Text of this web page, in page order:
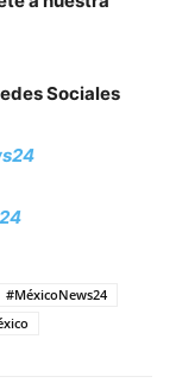
Sociales
#MéxicoNews24